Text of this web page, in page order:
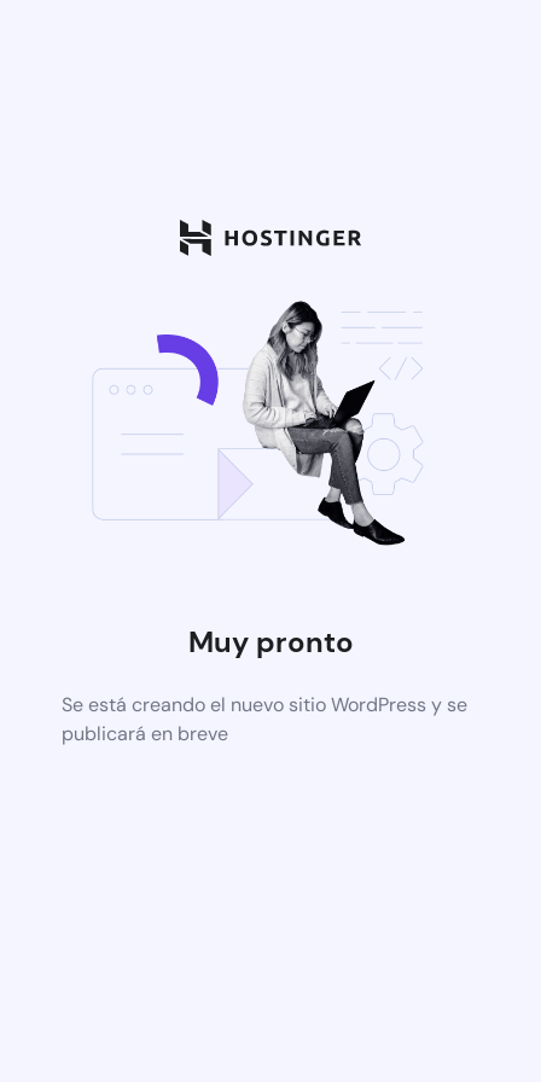
Muy pronto
Se está creando el nuevo sitio WordPress y se
publicará en breve